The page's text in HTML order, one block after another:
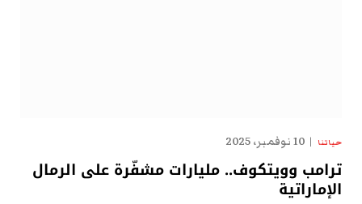
حياتنا 10 نوفمبر، 2025
ترامب وويتكوف.. مليارات مشفّرة على الرمال
الإماراتية